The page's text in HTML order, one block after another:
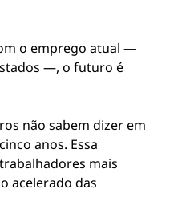
o emprego atual —
—, o futuro é
não sabem dizer em
anos. Essa
mais
acelerado das